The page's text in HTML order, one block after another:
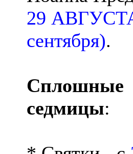
29
сентября).
Сплошные
седмицы: